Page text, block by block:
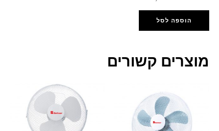
הוספה לסל
קשורים